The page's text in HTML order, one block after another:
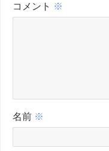
コメント ※
名前 ※